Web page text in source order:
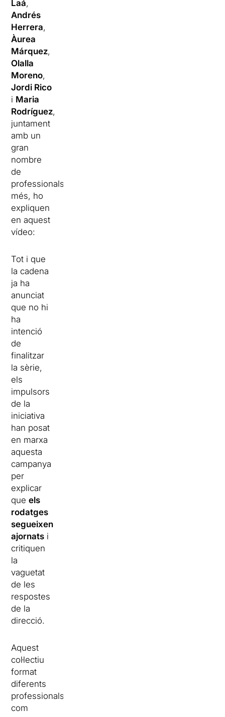
Laá,
Andrés
Herrera,
Àurea
Márquez,
Olalla
Moreno,
Jordi Rico
i Maria
Rodríguez,
juntament
amb un
gran
nombre
de
professionals
més, ho
expliquen
en aquest
vídeo:
Tot i que
la cadena
ja ha
anunciat
que no hi
ha
intenció
de
finalitzar
la sèrie,
els
impulsors
de la
iniciativa
han posat
en marxa
aquesta
campanya
per
explicar
queels
rodatges
segueixen
ajornats i
critiquen
la
vaguetat
de les
respostes
de la
direcció.
Aquest
col·lectiu
format
diferents
professionals,
com